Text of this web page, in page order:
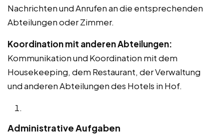
Nachrichten und Anrufen an die entsprechenden
Abteilungen oder Zimmer.
Koordination mit anderen Abteilungen:
Kommunikation und Koordination mit dem
Housekeeping, dem Restaurant, der Verwaltung
und anderen Abteilungen des Hotels in Hof.
Administrative Aufgaben